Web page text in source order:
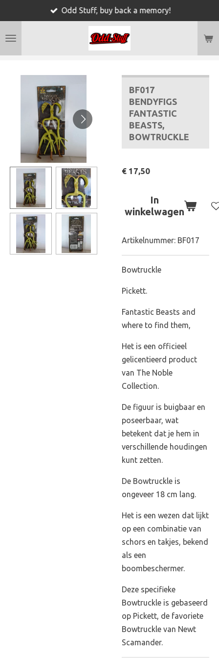
naar
Odd Stuff, buy back a memory!
BF017
BENDYFIGS
FANTASTIC
BEASTS,
BOWTRUCKLE
€ 17,50
In
winkelwagen
Artikelnummer: BF017
Bowtruckle
Pickett.
Fantastic Beasts and
where to find them,
Het is een officieel
gelicentieerd product
van The Noble
Collection.
De figuur is buigbaar en
poseerbaar, wat
betekent dat je hem in
verschillende houdingen
kunt zetten.
De Bowtruckle is
ongeveer 18 cm lang.
Het is een wezen dat lijkt
op een combinatie van
schors en takjes, bekend
als een
boombeschermer.
Deze specifieke
Bowtruckle is gebaseerd
op Pickett, de favoriete
Bowtruckle van Newt
Scamander.